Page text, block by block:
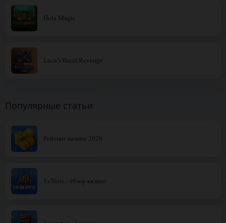
Hula Magic
Luca’s Band Revenge
Популярные статьи
Рейтинг казино 2026
1xSlots - обзор казино